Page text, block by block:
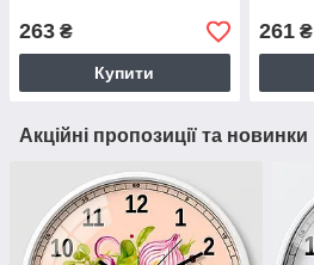
263 ₴
Купити
261₴
Акційні пропозиції та новинки